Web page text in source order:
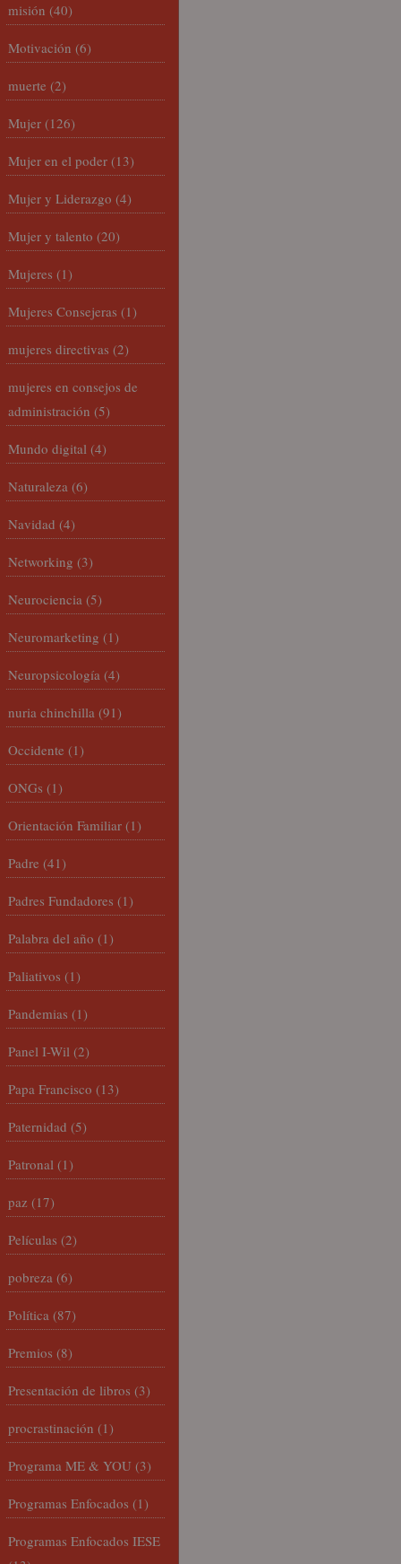
misión (40)
Motivación (6)
muerte (2)
Mujer (126)
Mujer en el poder (13)
Mujer y Liderazgo (4)
Mujer y talento (20)
Mujeres (1)
Mujeres Consejeras (1)
mujeres directivas (2)
mujeres en consejos de
administración (5)
Mundo digital (4)
Naturaleza (6)
Navidad (4)
Networking (3)
Neurociencia (5)
Neuromarketing (1)
Neuropsicología (4)
nuria chinchilla (91)
Occidente (1)
ONGs (1)
Orientación Familiar (1)
Padre (41)
Padres Fundadores (1)
Palabra del año (1)
Paliativos (1)
Pandemias (1)
Panel I-Wil (2)
Papa Francisco (13)
Paternidad (5)
Patronal (1)
paz (17)
Películas (2)
pobreza (6)
Política (87)
Premios (8)
Presentación de libros (3)
procrastinación (1)
Programa ME & YOU (3)
Programas Enfocados (1)
Programas Enfocados IESE